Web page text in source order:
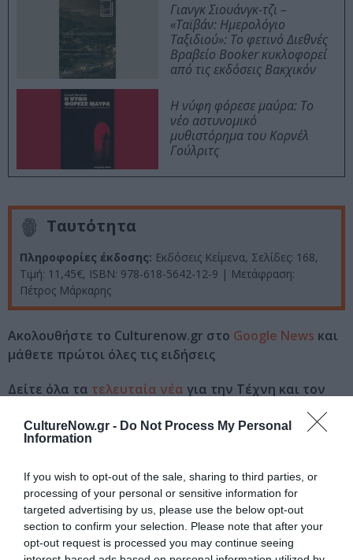
CultureNow.gr - Do Not Process My Personal
Information
If you wish to opt-out of the sale, sharing to third parties, or
processing of your personal or sensitive information for
targeted advertising by us, please use the below opt-out
section to confirm your selection. Please note that after your
opt-out request is processed you may continue seeing
Γιανγκ Σιουάνγκ-τζι –
«Ταϊβάν: Ημερολόγιο
Ταξιδιού»: Το φετινό Διεθνές
Βραβείο Booker κυκλοφορεί
από τις εκδόσεις Βακχικόν
Η νύφη φόρεσε μαύρα: Το
νέο αστυνομικό
μυθιστόρημα του Κορνέλ
Γούλριτς
Ταυτότητα
Πληροφορίες έκδοσης: Εκδόσεις Κείμενα, Σελίδες: 168,
Τιμή: 11,45€, ISBN: 978-618-5642-12-9 | Μετάφραση:
Πέτρος Μάρκαρης
Ακολουθήστε το Culturenow.gr στο Google News και
μάθετε πρώτοι όλες τις ειδήσεις
Δείτε όλα τα τελευταία νέα για την Τέχνη και τον
Νέοι Διαγωνισμοί
Tags
ΜΠΕΡΤΟΛΤ ΜΠΡΕΧΤ
ΞΕΝΟΙ ΣΥΓΓΡΑΦΕΙΣ
ΠΕΖΟΓΡΑΦΙΑ
ΠΕΤΡΟΣ ΜΑΡΚΑΡΗΣ